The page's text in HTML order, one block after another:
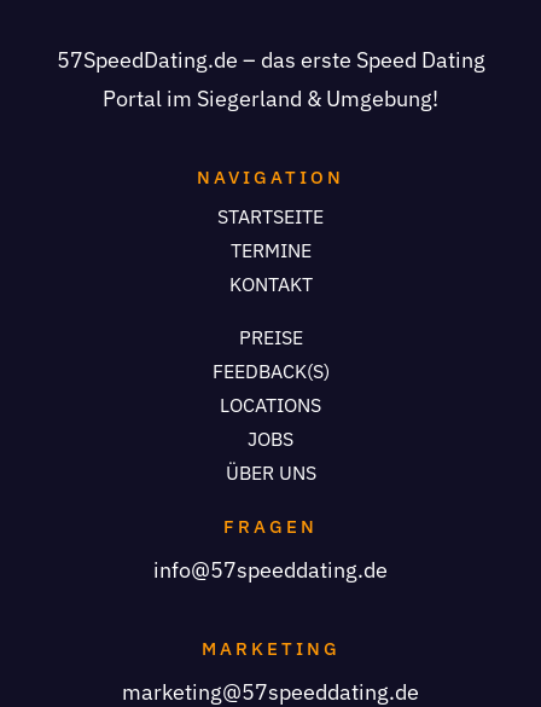
57SpeedDating.de – das erste Speed Dating
Portal im Siegerland & Umgebung!
NAVIGATION
STARTSEITE
TERMINE
KONTAKT
PREISE
FEEDBACK(S)
LOCATIONS
JOBS
ÜBER UNS
FRAGEN
info@57speeddating.de
MARKETING
marketing@57speeddating.de